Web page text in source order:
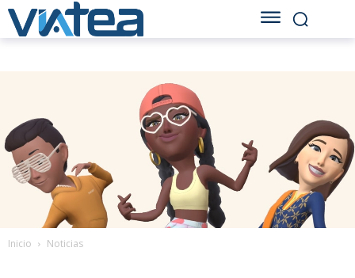
Inicio Noticias